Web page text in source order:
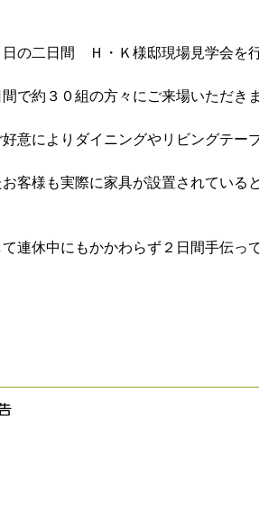
日の二日間 Ｈ・Ｋ様邸現場見学会を
で約３０組の方々にご来場いただき
好意によりダイニングやリビングテー
客様も実際に家具が設置されている
て連休中にもかかわらず２日間手伝っ